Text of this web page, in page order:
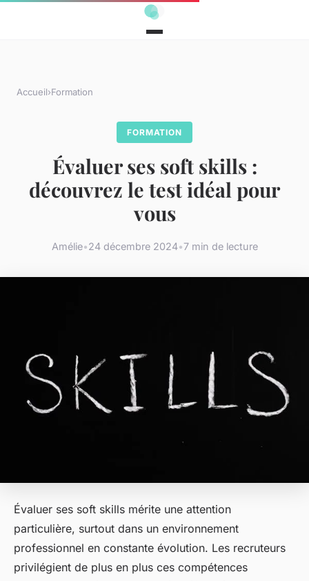
Accueil›Formation
FORMATION
Évaluer ses soft skills :
découvrez le test idéal pour
vous
Amélie•24 décembre 2024•7 min de lecture
Évaluer ses soft skills mérite une attention
particulière, surtout dans un environnement
professionnel en constante évolution. Les recruteurs
privilégient de plus en plus ces compétences